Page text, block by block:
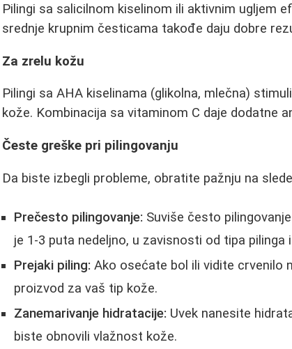
Pilingi sa salicilnom kiselinom ili aktivnim ugljem
srednje krupnim česticama takođe daju dobre
Za zrelu kožu
Pilingi sa AHA kiselinama (glikolna, mlečna)
kože. Kombinacija sa vitaminom C daje dodatne
Česte greške pri pilingovanju
Da biste izbegli probleme, obratite pažnju na
Prečesto pilingovanje: Suviše često
je 1-3 puta nedeljno, u zavisnosti od tipa pilinga
Prejaki piling: Ako osećate bol ili vidite crvenilo
proizvod za vaš tip kože.
Zanemarivanje hidratacije: Uvek nanesite
biste obnovili vlažnost kože.